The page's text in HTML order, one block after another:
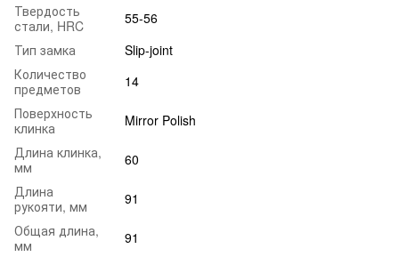
Твердость
стали, HRC
55-56
Тип замка
Slip-joint
Количество
предметов
14
Поверхность
клинка
Mirror Polish
Длина клинка,
мм
60
Длина
рукояти, мм
91
Общая длина,
мм
91